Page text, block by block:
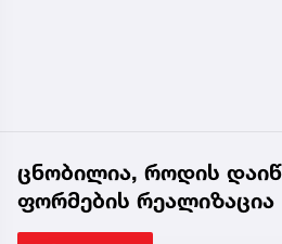
ცნობილია, როდის
ფორმების რეალიზაცია